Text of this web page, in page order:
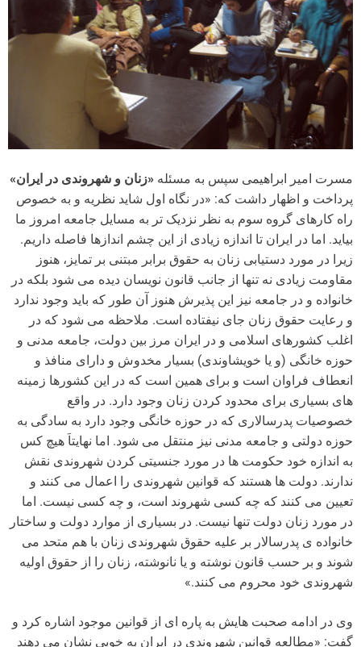
مسرت امیر ابراهیمی سپس به مسئله «زنان و شهروندی در ایران»
پرداخت و اظهار داشت که: «در نگاه اول شاید نظریه و به خصوص
راه کارهای گروه سوم به نظر نزدیک تر به مسایل جامعه امروز ما
بیاید. اما در ایران تا اندازه زیادی از این چشم اندازها فاصله داریم.
زیرا در مورد دستیابی زنان به حقوق برابر مبتنی بر تمایز، هنوز
مقاومت زیادی نه تنها از جانب قانون نویسان دیده می شود بلکه در
خانواده و در جامعه نیز این پذیرش هنوز آن طور که باید وجود ندارد
و رعایت حقوق زنان جای نیفتاده است. ملاحظه می شود که در
اغلب کشورهای اسلامی و در ایران مرز بین دولت، جامعه مدنی و
حوزه خانگی (و یا خویشاوندی) بسیار مخدوش و دارای منافذ و
انعطاف فراوان است و برای همین است که در این کشورها زمینه
های بسیاری برای محدود کردن زنان وجود دارد. در واقع
خصوصیات پدرسالاری که در حوزه خانگی وجود دارد به سادگی به
حوزه دولتی و جامعه مدنی نیز منتقل می شود. اما نهایتاَ هیچ کس
به اندازه خود حکومت ها در مورد جنسیتی کردن شهروندی نقش
ندارند. دولت ها هستند که قوانین شهروندی را اعمال می کنند و
تعیین می کنند که چه کسی شهروند است، و چه کسی نیست. اما
در مورد زنان دولت تنها نیست. در بسیاری از موارد دولت و ساختار
خانواده ی پدرسالار بر علیه حقوق شهروندی زنان با هم متحد می
شوند و بر حسب قانون نوشته و یا نانوشته، زنان را از حقوق اولیه
شهروندی خود محروم می کنند.»
وی در ادامه صحبت هایش به پاره ای از قوانین موجود اشاره کرد و
گفت: «مطالعه قوانین شهروندی در ایران به خوبی نشان می دهند